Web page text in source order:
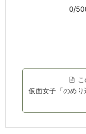
仮面女子「のめ